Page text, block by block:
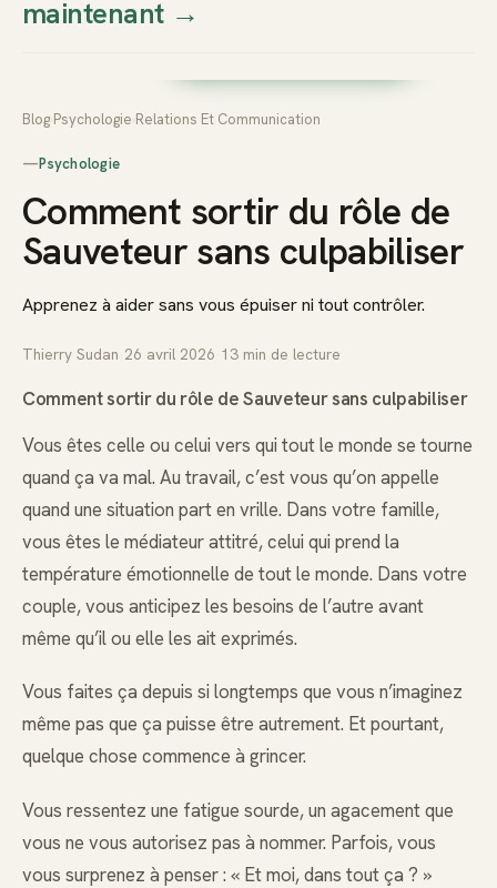
Thierry
Prendre rendez-vous dès
maintenant→
Blog Psychologie Relations Et Communication
—Psychologie
Comment sortir du rôle de
Sauveteur sans culpabiliser
Apprenez à aider sans vous épuiser ni tout contrôler.
Thierry Sudan 26 avril 2026 13 min de lecture
Comment sortir du rôle de Sauveteur sans culpabiliser
Vous êtes celle ou celui vers qui tout le monde se tourne
quand ça va mal. Au travail, c’est vous qu’on appelle
quand une situation part en vrille. Dans votre famille,
vous êtes le médiateur attitré, celui qui prend la
température émotionnelle de tout le monde. Dans votre
couple, vous anticipez les besoins de l’autre avant
même qu’il ou elle les ait exprimés.
Vous faites ça depuis si longtemps que vous n’imaginez
même pas que ça puisse être autrement. Et pourtant,
quelque chose commence à grincer.
Vous ressentez une fatigue sourde, un agacement que
vous ne vous autorisez pas à nommer. Parfois, vous
vous surprenez à penser : « Et moi, dans tout ça ? »